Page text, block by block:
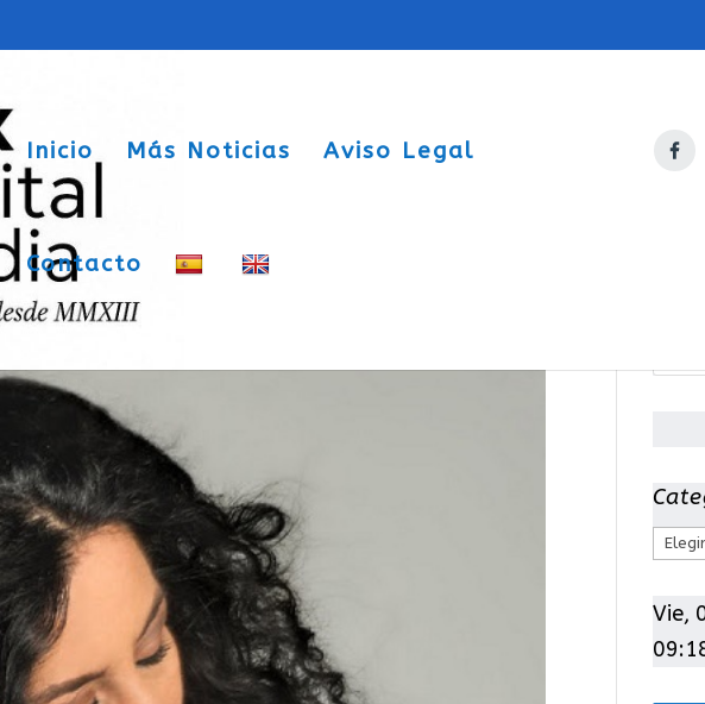
Inicio Más Noticias Aviso Legal
Contacto
C
t
e
Vie,